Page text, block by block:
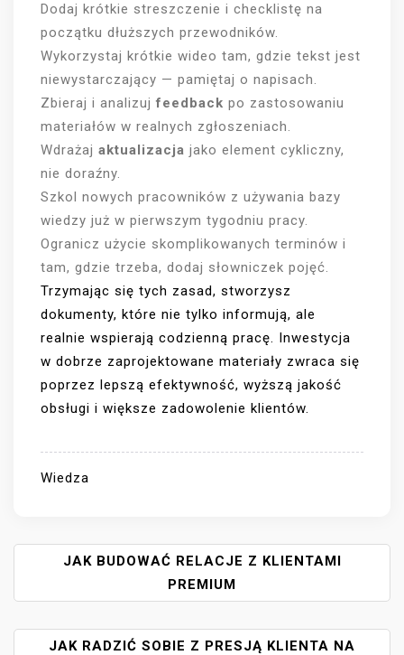
Dodaj krótkie streszczenie i checklistę na
początku dłuższych przewodników.
Wykorzystaj krótkie wideo tam, gdzie tekst jest
niewystarczający — pamiętaj o napisach.
Zbieraj i analizujfeedback po zastosowaniu
materiałów w realnych zgłoszeniach.
Wdrażaj aktualizacja jako element cykliczny,
nie doraźny.
Szkol nowych pracowników z używania bazy
wiedzy już w pierwszym tygodniu pracy.
Ogranicz użycie skomplikowanych terminów i
tam, gdzie trzeba, dodaj słowniczek pojęć.
Trzymając się tych zasad, stworzysz
dokumenty, które nie tylko informują, ale
realnie wspierają codzienną pracę. Inwestycja
w dobrze zaprojektowane materiały zwraca się
poprzez lepszą efektywność, wyższą jakość
obsługi i większe zadowolenie klientów.
Wiedza
W
I
JAK BUDOWAĆ RELACJE Z KLIENTAMI
PREMIUM
JAK RADZIĆ SOBIE Z PRESJĄ KLIENTA NA